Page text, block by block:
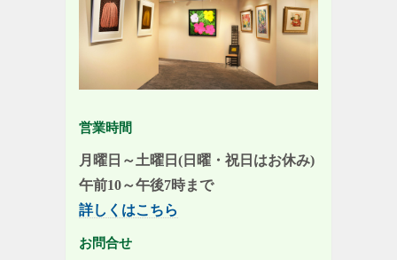
営業時間
月曜日～土曜日(日曜・祝日はお休み)
午前10～午後7時まで
詳しくはこちら
お問合せ